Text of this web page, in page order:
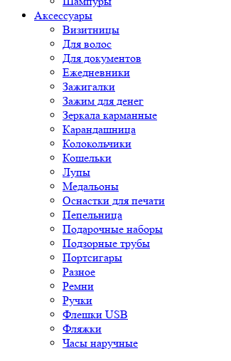
Аксессуары
Визитницы
Для волос
Для документов
Ежедневники
Зажигалки
Зажим для денег
Зеркала карманные
Карандашница
Колокольчики
Кошельки
Лупы
Медальоны
Оснастки для печати
Пепельница
Подарочные наборы
Подзорные трубы
Портсигары
Разное
Ремни
Ручки
Флешки USB
Фляжки
Часы наручные